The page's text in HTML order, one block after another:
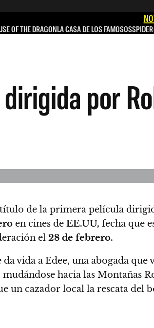
OF THE DRAGONLA CASA DE LOS FAMOSOS
por
título de la primera película
en cines de EE.UU, fecha que
el 28 de febrero.
vida a Edee, una abogada
hacia las Montañas
un cazador local la rescata del